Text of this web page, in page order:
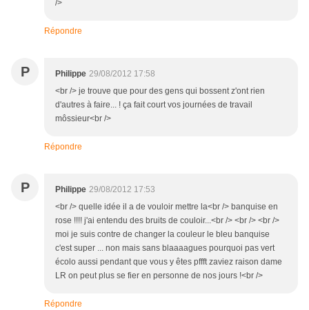
/>
Répondre
P Philippe 29/08/2012 17:58
<br /> je trouve que pour des gens qui bossent z'ont rien
d'autres à faire... ! ça fait court vos journées de travail
môssieur<br />
Répondre
P Philippe 29/08/2012 17:53
<br /> quelle idée il a de vouloir mettre la<br /> banquise en
rose !!!! j'ai entendu des bruits de couloir...<br /> <br /> <br />
moi je suis contre de changer la couleur le bleu banquise
c'est super ... non mais sans blaaaagues pourquoi pas vert
écolo aussi pendant que vous y êtes pffft zaviez raison dame
LR on peut plus se fier en personne de nos jours !<br />
Répondre